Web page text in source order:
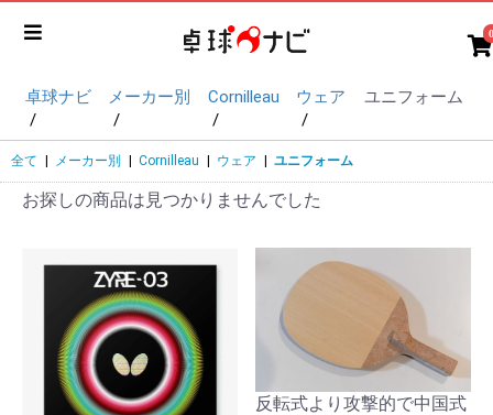
0
卓球ナビ メーカー別 Cornilleau ウェア ユニフォーム
全て メーカー別 Cornilleau ウェア ユニフォーム
お探しの商品は見つかりませんでした
反転式より攻撃的で中国式